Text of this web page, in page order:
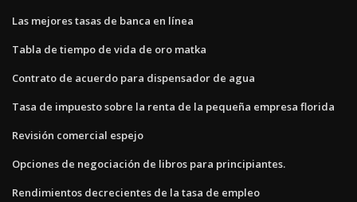
Las mejores tasas de banca en línea
Tabla de tiempo de vida de oro matka
Contrato de acuerdo para dispensador de agua
Tasa de impuesto sobre la renta de la pequeña empresa florida
Revisión comercial espejo
Opciones de negociación de libros para principiantes.
Rendimientos decrecientes de la tasa de empleo